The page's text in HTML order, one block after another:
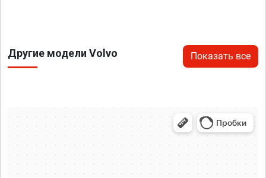
Другие модели Volvo Показать все